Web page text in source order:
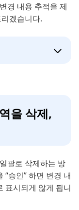
경 내용 추적을 제
겠습니다.
을 삭제,
괄로 삭제하는 방
승인” 하면 변경 내
표시되게 않게 됩니